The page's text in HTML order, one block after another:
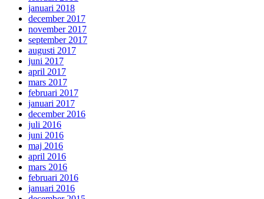
januari 2018
december 2017
november 2017
september 2017
augusti 2017
juni 2017
april 2017
mars 2017
februari 2017
januari 2017
december 2016
juli 2016
juni 2016
maj 2016
april 2016
mars 2016
februari 2016
januari 2016